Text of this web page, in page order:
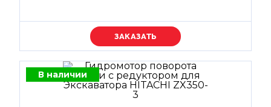
Уточняйте цену
В наличии